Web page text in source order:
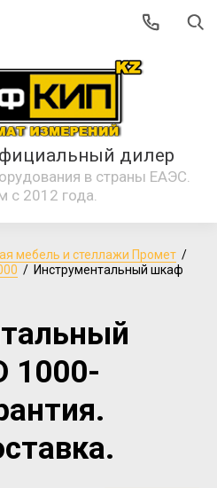
дилер
в страны ЕАЭС.
с 2012 года.
мебель и стеллажи Промет
  /  Инструментальный шкаф
1000-